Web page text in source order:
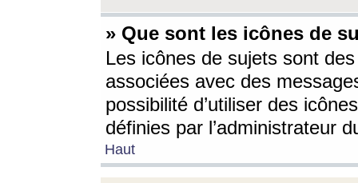
» Que sont les icônes de
Les icônes de sujets sont
associées avec des
possibilité d’utiliser des
définies par l’administrateur
Haut